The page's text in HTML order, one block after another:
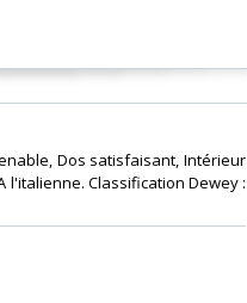
Dos satisfaisant, Intérieur
l'italienne. Classification Dewey :